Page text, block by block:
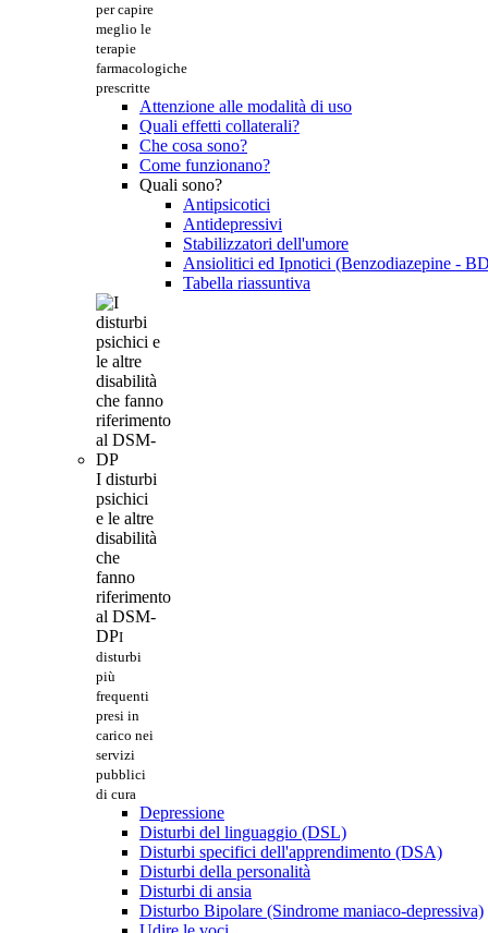
per capire
meglio le
terapie
farmacologiche
prescritte
Attenzione alle modalità di uso
Quali effetti collaterali?
Che cosa sono?
Come funzionano?
Quali sono?
Antipsicotici
Antidepressivi
Stabilizzatori dell'umore
Ansiolitici ed Ipnotici (Benzodiazepine -
Tabella riassuntiva
I disturbi
psichici
e le altre
disabilità
che
fanno
riferimento
al DSM-
DPI
disturbi
più
frequenti
presi in
carico nei
servizi
pubblici
di cura
Depressione
Disturbi del linguaggio (DSL)
Disturbi specifici dell'apprendimento (DSA)
Disturbi della personalità
Disturbi di ansia
Disturbo Bipolare (Sindrome maniaco-depressiva)